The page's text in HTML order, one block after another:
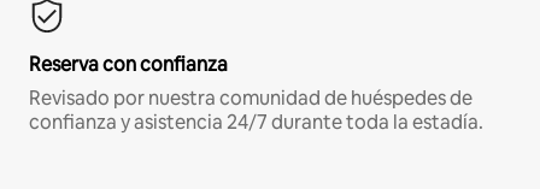
Reserva con confianza
Revisado por nuestra comunidad de huéspedes de
confianza y asistencia 24/7 durante toda la estadía.